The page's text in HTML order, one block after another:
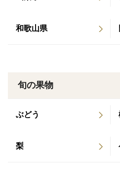
約4kg（約10〜12玉）
•配送方法：冷蔵
硬めの食感を楽しみたい場合
き、食べる前に冷やすのがお
和歌山県
旬の果物
ぶどう
梨